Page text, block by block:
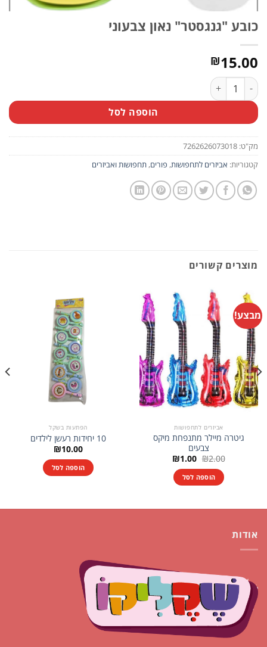
כובע "גנגסטר" נאון צבעוני
₪15.00
כמות של כובע ''גנגסטר'' נאון צבעוני
הוספה לסל
מק"ט: 7262626073018
קטגוריות: אביזרים לתחפושות, פורים, תחפושות ואביזרים
מוצרים קשורים
מבצע!
אביזרים לתחפושות
גיטרה מיילר מתנפחת מיקס
צבעים
₪2.00 המחיר
היה:
₪2.00.
₪1.00 המחיר
הוספה לסל
הפתעות בשקל
10 יחידות רעשן לילדים
₪10.00
הוספה לסל
אודות